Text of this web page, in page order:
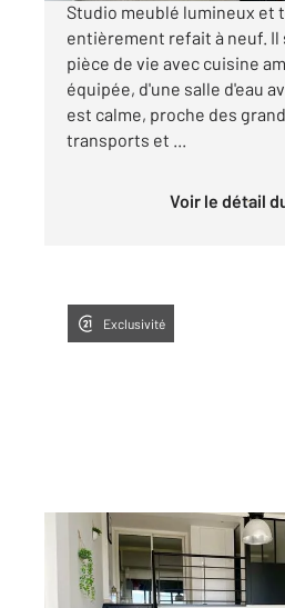
Studio meublé lumineux et
entièrement refait à neuf. Il
pièce de vie avec cuisine
équipée, d'une salle d'eau
est calme, proche des
transports et ...
Voir le détail
Exclusivité
TROYES 10
92,86 m
, 3 pièces
Ref : 72154